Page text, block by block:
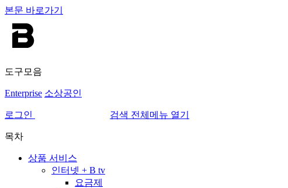
본문 바로가기
도구모음
Enterprise 소상공인
로그인 검색 전체메뉴 열기
목차
상품 서비스
인터넷 + B tv
요금제